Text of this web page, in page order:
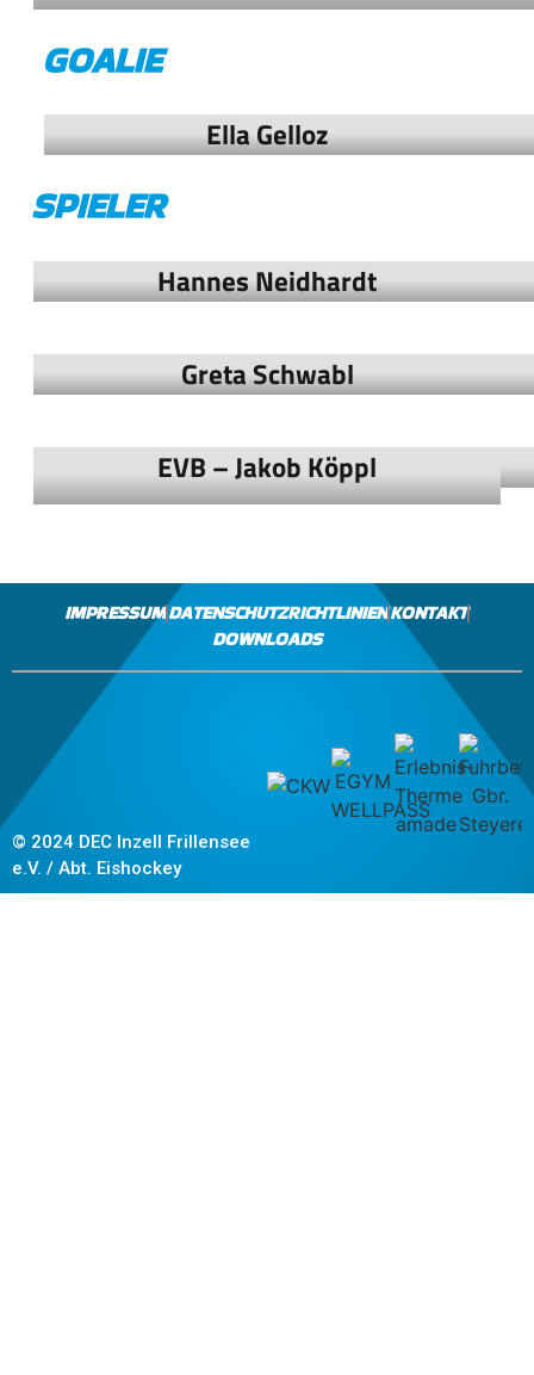
GOALIE
Ella Gelloz
SPIELER
Hannes Neidhardt
Greta Schwabl
EVB – Jakob Köppl
IMPRESSUMDATENSCHUTZRICHTLINIENKONTAKT
DOWNLOADS
© 2024 DEC Inzell Frillensee
e.V. / Abt. Eishockey